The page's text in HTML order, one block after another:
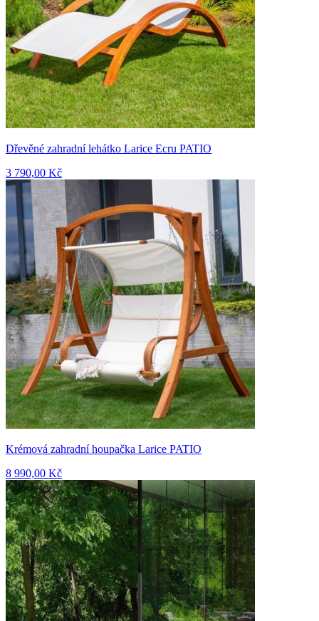
Dřevěné zahradní lehátko Larice Ecru PATIO
3 790,00 Kč
Krémová zahradní houpačka Larice PATIO
8 990,00 Kč